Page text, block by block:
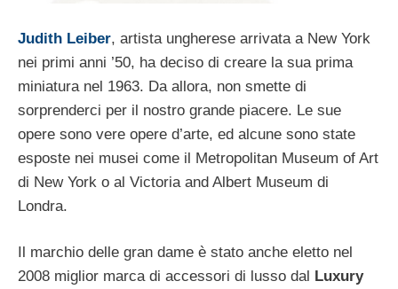
Judith Leiber, artista ungherese arrivata a New York
nei primi anni ’50, ha deciso di creare la sua prima
miniatura nel 1963. Da allora, non smette di
sorprenderci per il nostro grande piacere. Le sue
opere sono vere opere d’arte, ed alcune sono state
esposte nei musei come il Metropolitan Museum of Art
di New York o al Victoria and Albert Museum di
Londra.
Il marchio delle gran dame è stato anche eletto nel
2008 miglior marca di accessori di lusso dal Luxury